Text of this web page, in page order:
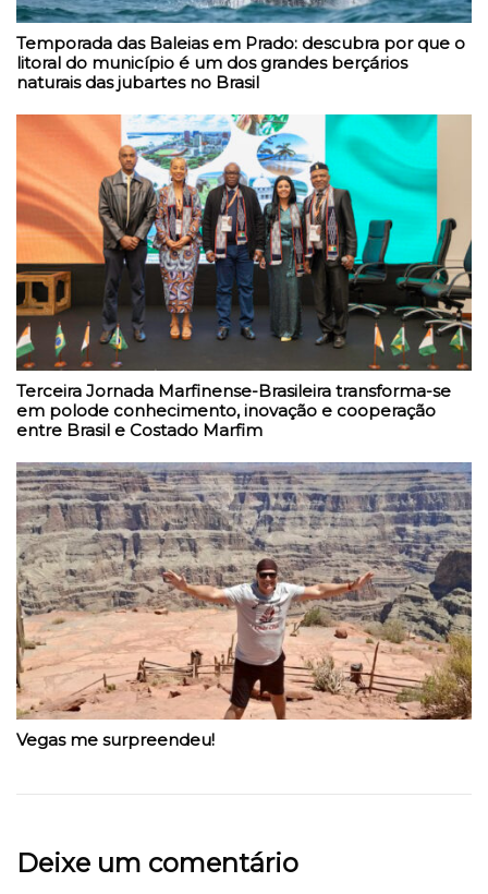
Temporada das Baleias em Prado: descubra por que o
litoral do município é um dos grandes berçários
naturais das jubartes no Brasil
Terceira Jornada Marfinense-Brasileira transforma-se
em polode conhecimento, inovação e cooperação
entre Brasil e Costado Marfim
Vegas me surpreendeu!
Deixe um comentário